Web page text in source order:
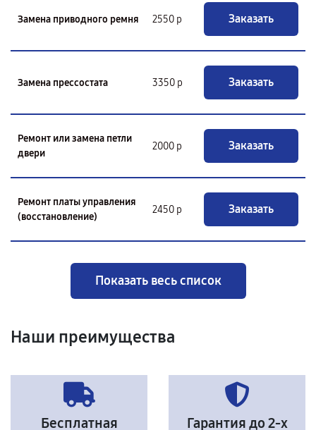
Замена приводного ремня 2550 р Заказать
Замена прессостата 3350 р Заказать
Ремонт или замена петли
двери
2000 р Заказать
Ремонт платы управления
(восстановление)
2450 р Заказать
Показать весь список
Наши преимущества
Бесплатная
Гарантия до 2-х